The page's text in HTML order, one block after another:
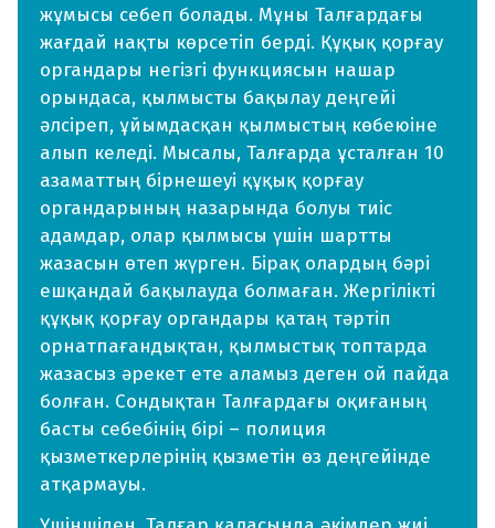
жұмысы себеп болады. Мұны Талғардағы
жағдай нақты көрсетіп берді. Құқық қорғау
органдары негізгі функциясын нашар
орындаса, қылмысты бақылау деңгейі
әлсіреп, ұйымдасқан қылмыстың көбеюіне
алып келеді. Мысалы, Талғарда ұсталған 10
азаматтың бірнешеуі құқық қорғау
органдарының назарында болуы тиіс
адамдар, олар қылмысы үшін шартты
жазасын өтеп жүрген. Бірақ олардың бәрі
ешқандай бақылауда болмаған. Жергілікті
құқық қорғау органдары қатаң тәртіп
орнатпағандықтан, қылмыстық топтарда
жазасыз әрекет ете аламыз деген ой пайда
болған. Сондықтан Талғардағы оқиғаның
басты себебінің бірі – полиция
қызметкерлерінің қызметін өз деңгейінде
атқармауы.